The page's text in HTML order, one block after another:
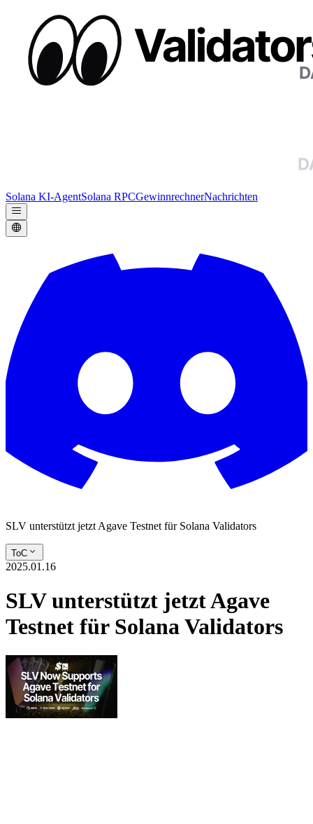
Solana KI-AgentSolana RPCGewinnrechnerNachrichten
SLV unterstützt jetzt Agave Testnet für Solana Validators
ToC
2025.01.16
SLV unterstützt jetzt Agave
Testnet für Solana Validators